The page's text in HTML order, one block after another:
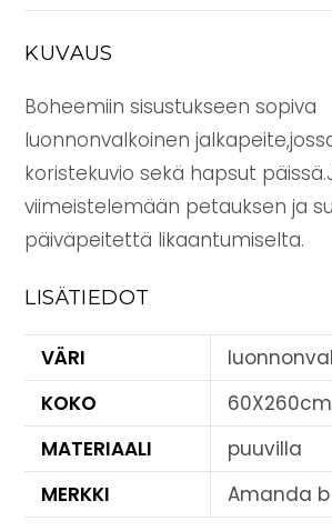
KUVAUS
Boheemiin sisustukseen sopiva
luonnonvalkoinen
koristekuvio sekä hapsut
viimeistelemään petauksen ja
päiväpeitettä likaantumiselta.
LISÄTIEDOT
VÄRI
KOKO
60X260cm
MATERIAALI
puuvilla
MERKKI
Amanda b